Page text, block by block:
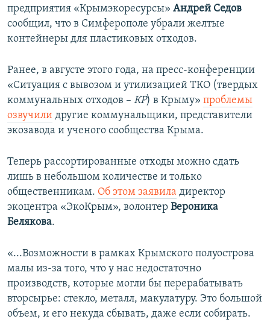
предприятия «Крымэкоресурсы» Андрей Седов
сообщил, что в Симферополе убрали желтые
контейнеры для пластиковых отходов.
Ранее, в августе этого года, на пресс-конференции
«Ситуация с вывозом и утилизацией ТКО (твердых
коммунальных отходов – КР) в Крыму» проблемы
озвучили другие коммунальщики, представители
экозавода и ученого сообщества Крыма.
Теперь рассортированные отходы можно сдать
лишь в небольшом количестве и только
общественникам. Об этом заявила директор
экоцентра «ЭкоКрым», волонтер Вероника
Белякова.
«...Возможности в рамках Крымского полуострова
малы из-за того, что у нас недостаточно
производств, которые могли бы перерабатывать
вторсырье: стекло, металл, макулатуру. Это большой
объем, и его некуда сбывать, даже если собирать.